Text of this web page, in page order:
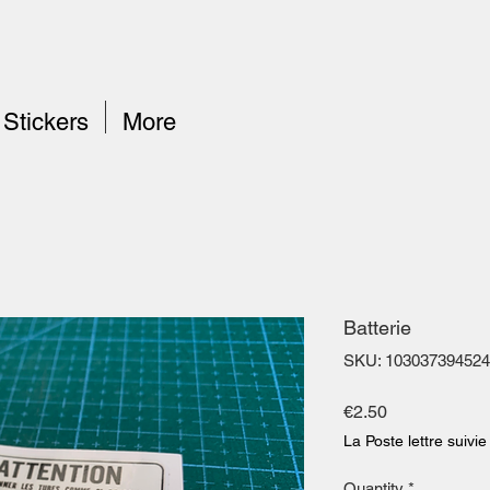
Stickers More
Batterie
SKU: 103037394524
€2.50Price
La Poste lettre suivie